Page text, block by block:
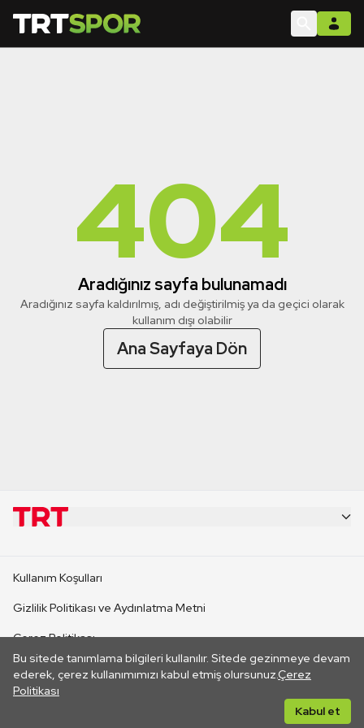
404
Aradığınız sayfa bulunamadı
Aradığınız sayfa kaldırılmış, adı değiştirilmiş ya da geçici olarak
kullanım dışı olabilir
Ana Sayfaya Dön
Bu sitede tanımlama bilgileri kullanılır. Sitede gezinmeye devam
ederek, çerez kullanımımızı kabul etmiş olursunuz.Çerez
Politikası
Kabul et
CANLI YAYINLAR
Kullanım Koşulları
Gizlilik Politikası ve Aydınlatma Metni
Çerez Politikası
İletişim
Her hakkı saklıdır. ©2026 TRT. Bağlantı yoluyla gidilen dış